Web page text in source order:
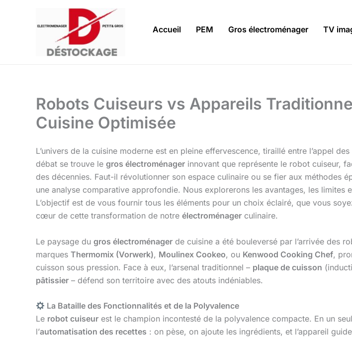
Accueil PEM Gros électroménager TV
Robots Cuiseurs vs Appareils
Cuisine Optimisée
L’univers de la cuisine moderne est en pleine effervescence, tiraillé entre l’appel
débat se trouve le gros électroménager innovant que représente le robot cuiseur,
des décennies. Faut-il révolutionner son espace culinaire ou se fier aux méthodes
une analyse comparative approfondie. Nous explorerons les avantages, les
L’objectif est de vous fournir tous les éléments pour un choix éclairé, que vous
cœur de cette transformation de notre électroménager culinaire.
Le paysage du gros électroménager de cuisine a été bouleversé par l’arrivée des
marques Thermomix (Vorwerk), Moulinex Cookeo, ou Kenwood Cooking Chef,
cuisson sous pression. Face à eux, l’arsenal traditionnel – plaque de cuisson
pâtissier – défend son territoire avec des atouts indéniables.
La Bataille des Fonctionnalités et de la Polyvalence
Le robot cuiseur est le champion incontesté de la polyvalence compacte. En un
l’automatisation des recettes : on pèse, on ajoute les ingrédients, et l’appareil